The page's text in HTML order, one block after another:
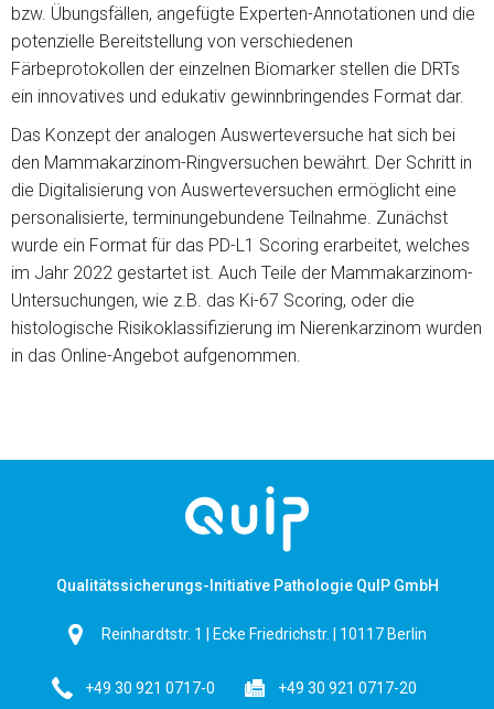
bzw. Übungsfällen, angefügte Experten-Annotationen und die
potenzielle Bereitstellung von verschiedenen
Färbeprotokollen der einzelnen Biomarker stellen die DRTs
ein innovatives und edukativ gewinnbringendes Format dar.
Das Konzept der analogen Auswerteversuche hat sich bei
den Mammakarzinom-Ringversuchen bewährt. Der Schritt in
die Digitalisierung von Auswerteversuchen ermöglicht eine
personalisierte, terminungebundene Teilnahme. Zunächst
wurde ein Format für das PD-L1 Scoring erarbeitet, welches
im Jahr 2022 gestartet ist. Auch Teile der Mammakarzinom-
Untersuchungen, wie z.B. das Ki-67 Scoring, oder die
histologische Risikoklassifizierung im Nierenkarzinom wurden
in das Online-Angebot aufgenommen.
Qualitätssicherungs-Initiative Pathologie QuIP GmbH
Reinhardtstr. 1 | Ecke Friedrichstr. | 10117 Berlin
+49 30 921 0717-0
+49 30 921 0717-20